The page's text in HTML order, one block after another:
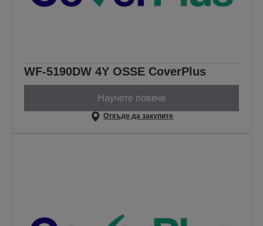
WF-5190DW 4Y OSSE CoverPlus
Научете повече
Откъде да закупите